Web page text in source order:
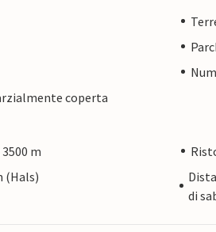
coperta
m
(Hals)
di